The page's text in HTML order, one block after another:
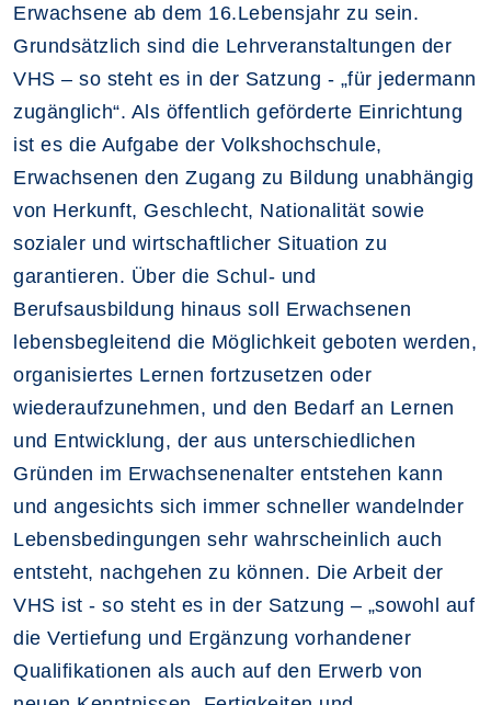
Erwachsene ab dem 16.Lebensjahr zu sein.
Grundsätzlich sind die Lehrveranstaltungen der
VHS – so steht es in der Satzung - „für jedermann
zugänglich“. Als öffentlich geförderte Einrichtung
ist es die Aufgabe der Volkshochschule,
Erwachsenen den Zugang zu Bildung unabhängig
von Herkunft, Geschlecht, Nationalität sowie
sozialer und wirtschaftlicher Situation zu
garantieren. Über die Schul- und
Berufsausbildung hinaus soll Erwachsenen
lebensbegleitend die Möglichkeit geboten werden,
organisiertes Lernen fortzusetzen oder
wiederaufzunehmen, und den Bedarf an Lernen
und Entwicklung, der aus unterschiedlichen
Gründen im Erwachsenenalter entstehen kann
und angesichts sich immer schneller wandelnder
Lebensbedingungen sehr wahrscheinlich auch
entsteht, nachgehen zu können. Die Arbeit der
VHS ist - so steht es in der Satzung – „sowohl auf
die Vertiefung und Ergänzung vorhandener
Qualifikationen als auch auf den Erwerb von